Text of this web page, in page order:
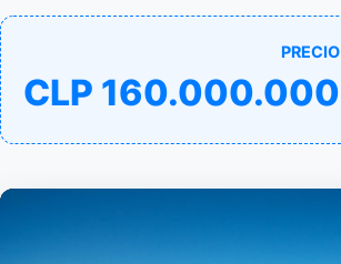
PRECIO
CLP 160.000.000